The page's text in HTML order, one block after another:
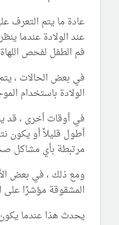
عادة ما يتم التعرف
عند الولادة عندما
فم الطفل لفحص
في بعض الحالات ،
الولادة باستخدام
في أوقات أخرى ، قد
أطول قليلاً أو يكون
مرتبطة بأي مشاكل
ومع ذلك ، في بعض
المشقوقة مؤشرًا
يحدث هذا عندما